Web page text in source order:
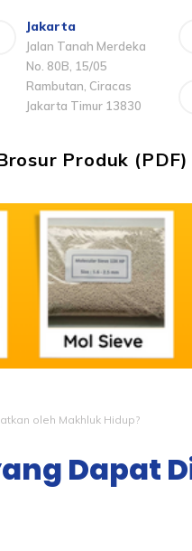
Jakarta
Jalan Tanah Merdeka
No. 80B, 15/05
Rambutan, Ciracas
Jakarta Timur 13830
Produk (PDF)
oleh Makhluk Hidup?
Dapat